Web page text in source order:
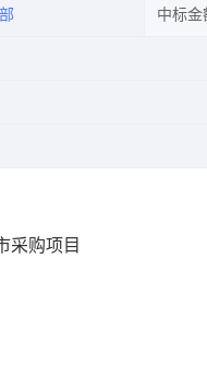
中标金
采购项目